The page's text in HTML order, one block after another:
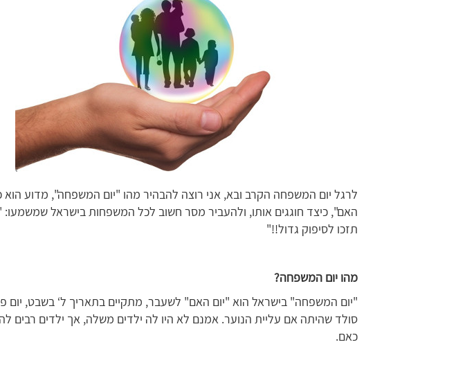
לרגל יום המשפחה הקרב ובא, אני רוצה להבהיר מהו "יום המשפחה", מדוע הוא
האם", כיצד חוגגים אותו, ולהעביר מסר חשוב לכל המשפחות בישראל שמשמעו:
תזכו לסיפוק גדול!!"
מהו יום המשפחה?
"יום המשפחה" בישראל הוא "יום האם" לשעבר, מתקיים בתאריך ל‘ בשבט, יום
סולד שהיתה אם עליית הנוער. אמנם לא היו לה ילדים משלה, אך ילדים רבים
כאם.